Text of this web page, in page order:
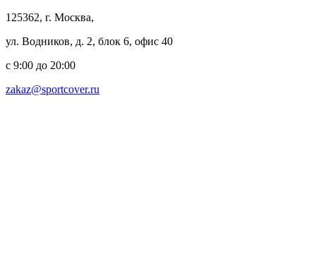
125362, г. Москва,
ул. Водников, д. 2, блок 6, офис 40
с 9:00 до 20:00
zakaz@sportcover.ru